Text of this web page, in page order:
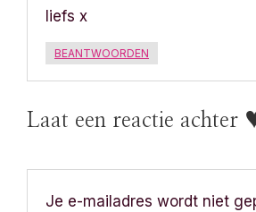
liefs x
BEANTWOORDEN
Laat een reactie achter
Je e-mailadres wordt niet